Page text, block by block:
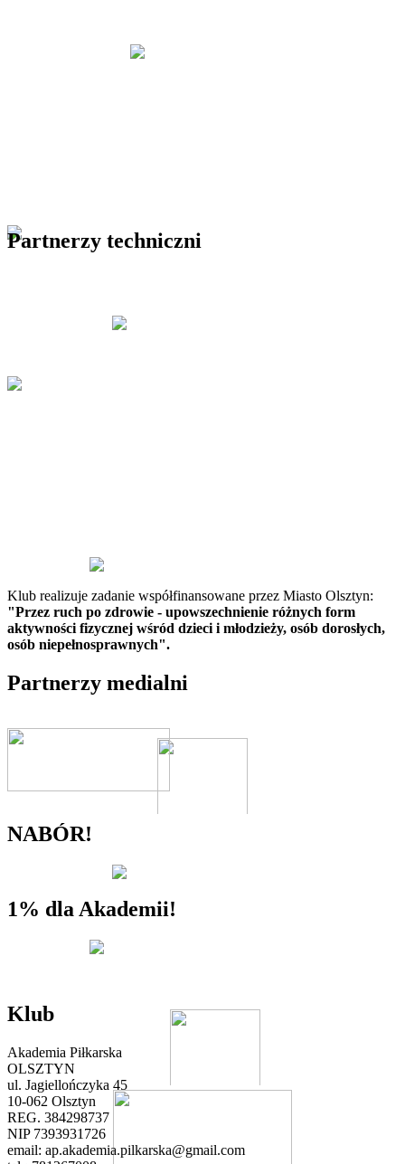
Partnerzy techniczni
Klub realizuje zadanie współfinansowane przez Miasto Olsztyn:
"Przez ruch po zdrowie - upowszechnienie różnych form
aktywności fizycznej wśród dzieci i młodzieży, osób dorosłych,
osób niepełnosprawnych".
Partnerzy medialni
NABÓR!
1% dla Akademii!
Klub
Akademia Piłkarska
OLSZTYN
ul. Jagiellończyka 45
10-062 Olsztyn
REG. 384298737
NIP 7393931726
email: ap.akademia.pilkarska@gmail.com